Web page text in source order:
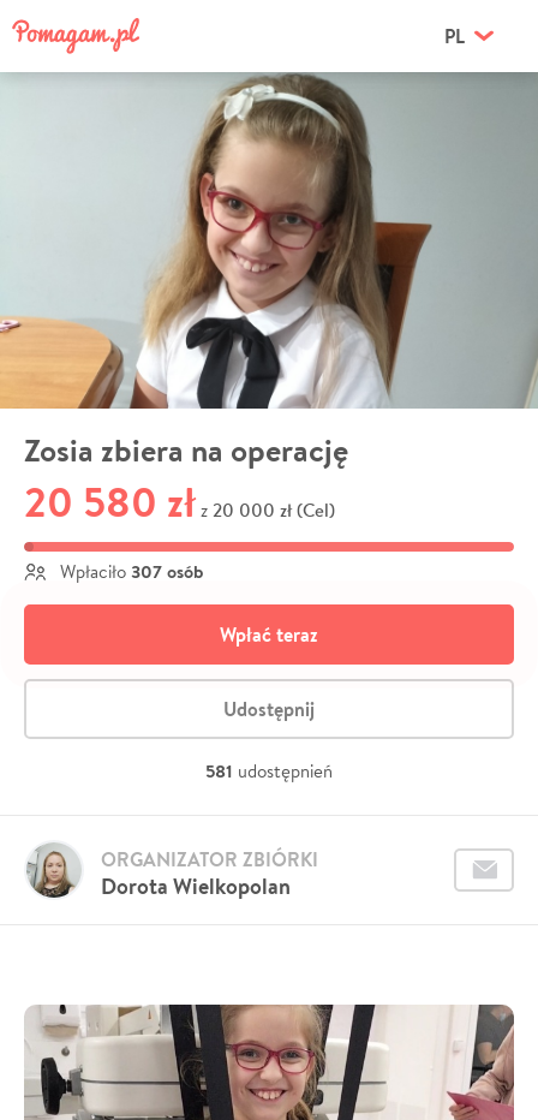
PL
Zosia zbiera na operację
20 580 zł z 20 000 zł (Cel)
Wpłaciło 307 osób
Wpłać teraz
Udostępnij
581 udostępnień
Dorota Wielkopolan
ORGANIZATOR ZBIÓRKI